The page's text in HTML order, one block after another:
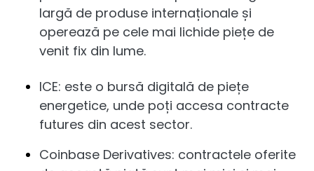
largă de produse internaționale și
operează pe cele mai lichide piețe de
venit fix din lume.
ICE: este o bursă digitală de piețe
energetice, unde poți accesa contracte
futures din acest sector.
Coinbase Derivatives: contractele oferite